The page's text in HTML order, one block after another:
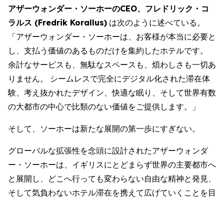
アザーウォンダー・ソーホーのCEO、フレドリック・コ
ラルス (Fredrik Korallus) は次のように述べている。
「アザーウォンダー・ソーホーは、お客様が本当に必要と
し、支払う価値のあるものだけを集約したホテルです。
余計なサービスも、無駄なスペースも、煩わしさも一切あ
りません。 シームレスで完全にデジタル化された滞在体
験、考え抜かれたデザイン、快適な眠り、そして世界有数
の大都市の中心で比類のない価値をご提供します。」
そして、ソーホーは新たな展開の第一歩にすぎない。
グローバルな拡張性を念頭に設計されたアザーウォンダ
ー・ソーホーは、イギリスにとどまらず世界の主要都市へ
と展開し、どこへ行っても変わらない自由な精神と発見、
そして気負わないホテル滞在を携えて広げていくことを目